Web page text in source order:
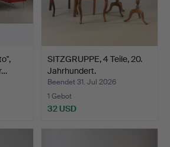
SITZGRUPPE, 4 Teile, 20.
Jahrhundert.
Beendet 31. Jul 2026
1 Gebot
32 USD